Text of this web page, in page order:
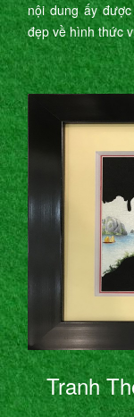
nội dung ấy
đẹp về hình thức
Tranh